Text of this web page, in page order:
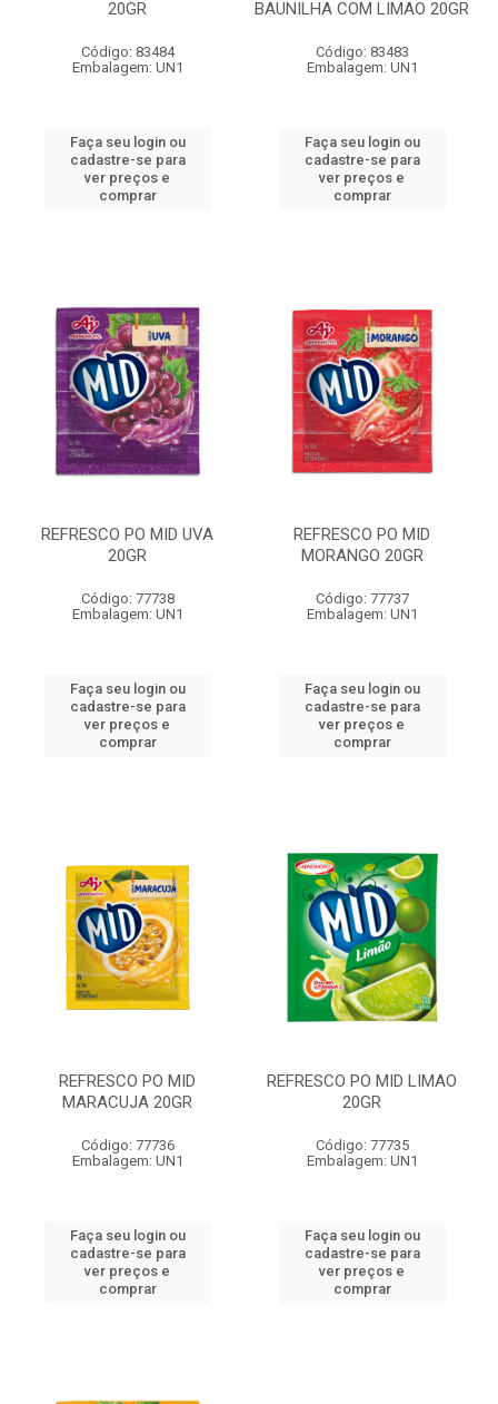
20GR
Código: 83484
Embalagem: UN1
Faça seu login ou
cadastre-se para
ver preços e
comprar
BAUNILHA COM LIMAO 20GR
Código: 83483
Embalagem: UN1
Faça seu login ou
cadastre-se para
ver preços e
comprar
REFRESCO PO MID UVA
20GR
Código: 77738
Embalagem: UN1
Faça seu login ou
cadastre-se para
ver preços e
comprar
REFRESCO PO MID
MORANGO 20GR
Código: 77737
Embalagem: UN1
Faça seu login ou
cadastre-se para
ver preços e
comprar
REFRESCO PO MID
MARACUJA 20GR
Código: 77736
Embalagem: UN1
Faça seu login ou
cadastre-se para
ver preços e
comprar
REFRESCO PO MID LIMAO
20GR
Código: 77735
Embalagem: UN1
Faça seu login ou
cadastre-se para
ver preços e
comprar